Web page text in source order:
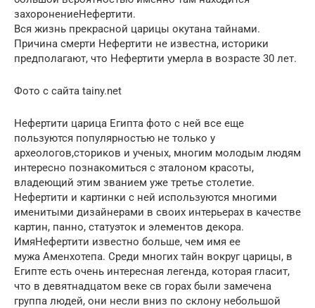
захоронениеНефертити.
Вся жизнь прекрасной царицы окутана тайнами.
Причина смерти Нефертити не известна, историки
предполагают, что Нефертити умерла в возрасте 30 лет.
Фото с сайта tainy.net
Нефертити царица Египта фото с ней все еще
пользуются популярностью не только у
археологов,сториков и ученых, многим молодым людям
интересно познакомиться с эталоном красоты,
владеющий этим званием уже третье столетие.
Нефертити и картинки с ней используются многими
именитыми дизайнерами в своих интерьерах в качестве
картин, панно, статуэток и элементов декора.
ИмяНефертити известно больше, чем имя ее
мужа Аменхотепа. Среди многих тайн вокруг царицы, в
Египте есть очень интересная легенда, которая гласит,
что в девятнадцатом веке св горах были замечена
группа людей, они несли вниз по склону небольшой